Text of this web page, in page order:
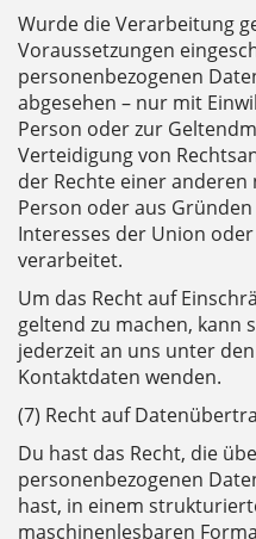
Wurde die Verarbeitung
Voraussetzungen
personenbezogenen
abgesehen – nur mit
Person oder zur
Verteidigung von
der Rechte einer
Person oder aus
Interesses der Union
verarbeitet.
Um das Recht auf
geltend zu machen, kann
jederzeit an uns unter
Kontaktdaten wenden.
(7) Recht auf
Du hast das Recht, die
personenbezogenen
hast, in einem
maschinenlesbaren